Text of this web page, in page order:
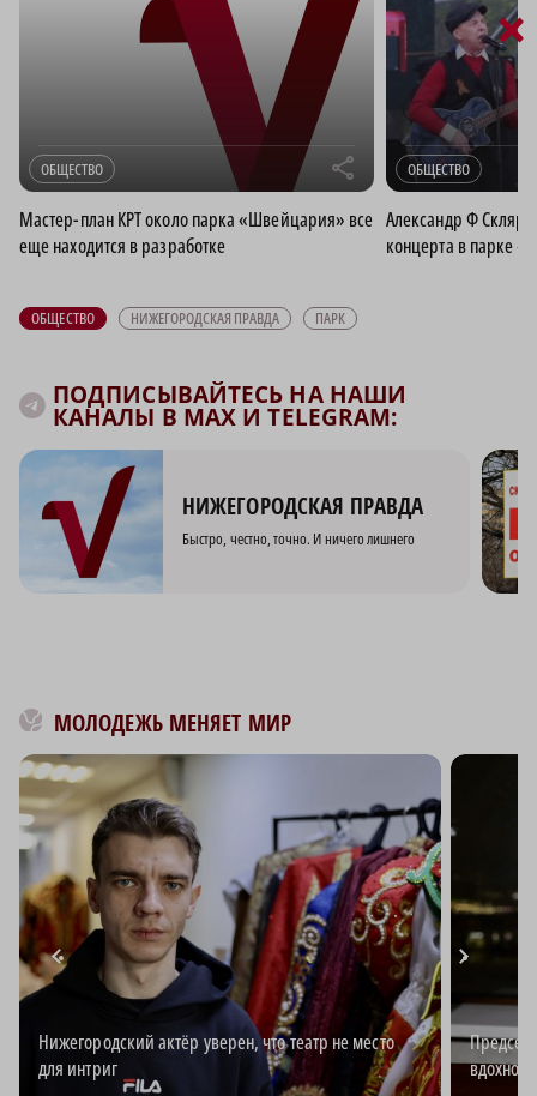
ОБЩЕСТВО r
Мастер-план КРТ около парка «Швейцария» все
еще находится в разработке
ОБЩЕСТВО
Александр Ф Скляр
концерта в парке
ОБЩЕСТВО НИЖЕГОРОДСКАЯ ПРАВДА ПАРК
ПОДПИСЫВАЙТЕСЬ НА НАШИ
КАНАЛЫ В MAX И TELEGRAM:
НИЖЕГОРОДСКАЯ ПРАВДА
Быстро, честно, точно. И ничего лишнего
МОЛОДЕЖЬ МЕНЯЕТ МИР
Нижегородский актёр уверен, что театр не место
для интриг
×